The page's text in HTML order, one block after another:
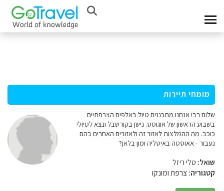
מומחי תיירות
שלום רב! אנחנו מתכננים טיול באלפים הצרפתיים
בשבוע הראשון של אוגוסט. נישן בקורשבל ונצא לטיולי
כוכב. מה ההמלצות לאזור זה ולאזורים האחרים בהם
נעבור - אאוסטה באיטליה ומון בלאן?
שואל: טלי ריזל
קטגוריה:צרפת ומונקו